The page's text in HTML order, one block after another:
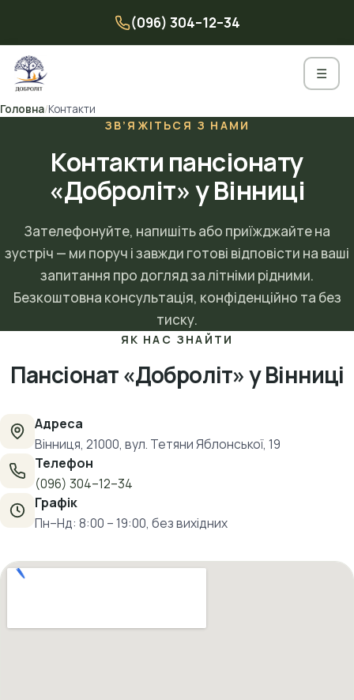
вмісту
(096) 304–12–34
☰
Головна/Контакти
ЗВ’ЯЖІТЬСЯ З НАМИ
Контакти пансіонату
«Доброліт» у Вінниці
Зателефонуйте, напишіть або приїжджайте на
зустріч — ми поруч і завжди готові відповісти на ваші
запитання про догляд за літніми рідними.
Безкоштовна консультація, конфіденційно та без
тиску.
ЯК НАС ЗНАЙТИ
Пансіонат «Доброліт» у Вінниці
Адреса
Вінниця, 21000, вул. Тетяни Яблонської, 19
Телефон
(096) 304–12–34
Графік
Пн–Нд: 8:00 – 19:00, без вихідних